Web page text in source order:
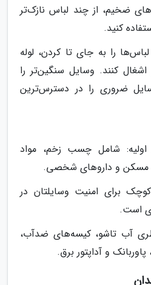
ضخیم، از چند لباس نازک‌تر
کنید.
را به جای تا کردن، لوله
کنند. وسایل سنگین‌تر را
ضروری را در دسترس‌ترین
شامل چسب زخم، مواد
مسکن و داروهای شخصی.
برای امنیت وسایلتان در
است.
آب تاشو، کیسه‌های ضدآب،
پاوربانک و آداپتور برق.